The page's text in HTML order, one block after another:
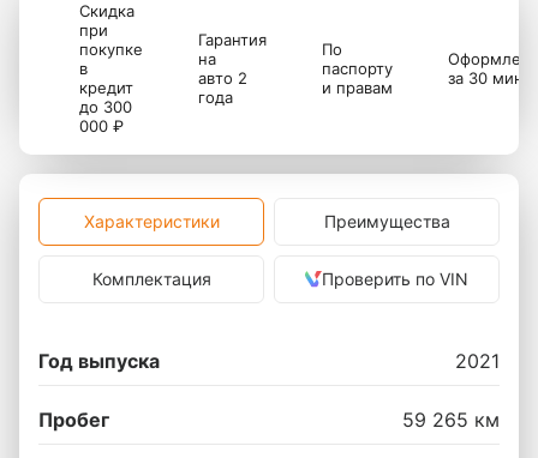
Скидка
при
покупке
в
кредит
до 300
000 ₽
Гарантия
на
авто 2
года
По
паспорту
и правам
за 30
Характеристики Преимущества
Комплектация Проверить по VIN
Год выпуска 2021
Пробег 59 265 км